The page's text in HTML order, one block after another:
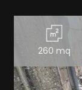
260 mq